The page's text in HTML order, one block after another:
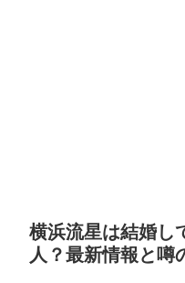
横浜流星は結婚し
人？最新情報と噂